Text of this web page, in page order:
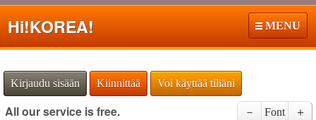
Hi!KOREA! MENU
Kirjaudu sisään Kiinnittää Voi käyttää tiliäni
All our service is free. － Font ＋